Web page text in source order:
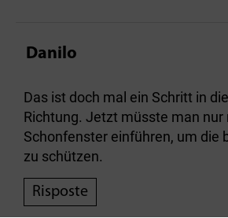
Danilo
Das ist doch mal ein Schritt in
Richtung. Jetzt müsste man nur
Schonfenster einführen, um die
zu schützen.
Risposte